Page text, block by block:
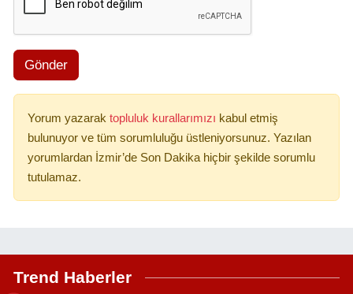
Gönder
Yorum yazarak topluluk kurallarımızı kabul etmiş
bulunuyor ve tüm sorumluluğu üstleniyorsunuz. Yazılan
yorumlardan İzmir’de Son Dakika hiçbir şekilde sorumlu
tutulamaz.
Trend Haberler